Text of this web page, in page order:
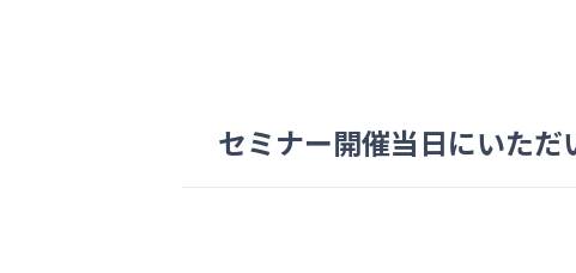
セミナー開催当日にいた